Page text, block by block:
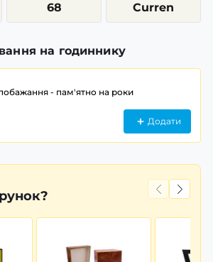
68 Curren
на годиннику
- пам'ятно на роки
Додати